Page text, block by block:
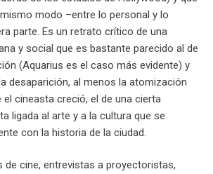
modo –entre lo personal y lo
parte. Es un retrato crítico de una
y social que es bastante parecido al de
(Aquarius es el caso más evidente) y
desaparición, al menos la atomización
el cineasta creció, el de una cierta
ligada al arte y a la cultura que se
con la historia de la ciudad.
de cine, entrevistas a proyectoristas,